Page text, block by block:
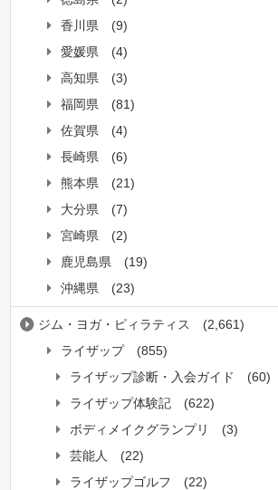
香川県
(9)
愛媛県
(4)
高知県
(3)
福岡県
(81)
佐賀県
(4)
長崎県
(6)
熊本県
(21)
大分県
(7)
宮崎県
(2)
鹿児島県
(19)
沖縄県
(23)
ジム・ヨガ・ピィラティス
(2,661)
ライザップ
(855)
ライザップ診断・入会ガイド
(60)
ライザップ体験記
(622)
ボディメイクグランプリ
(3)
芸能人
(22)
ライザップゴルフ
(22)